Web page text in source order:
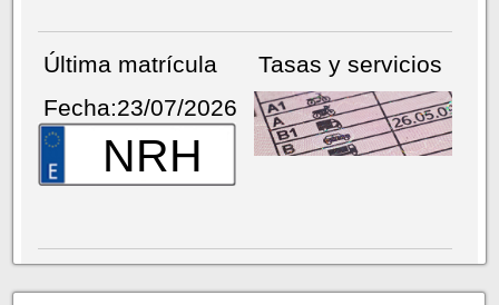
Última matrícula
Fecha:23/07/2026
NRH
Tasas y servicios